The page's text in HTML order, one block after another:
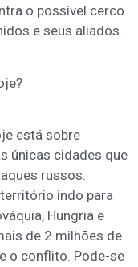
o possível cerco
e seus aliados.
está sobre
únicas cidades que
russos.
indo para
Hungria e
de 2 milhões de
o conflito. Pode-se